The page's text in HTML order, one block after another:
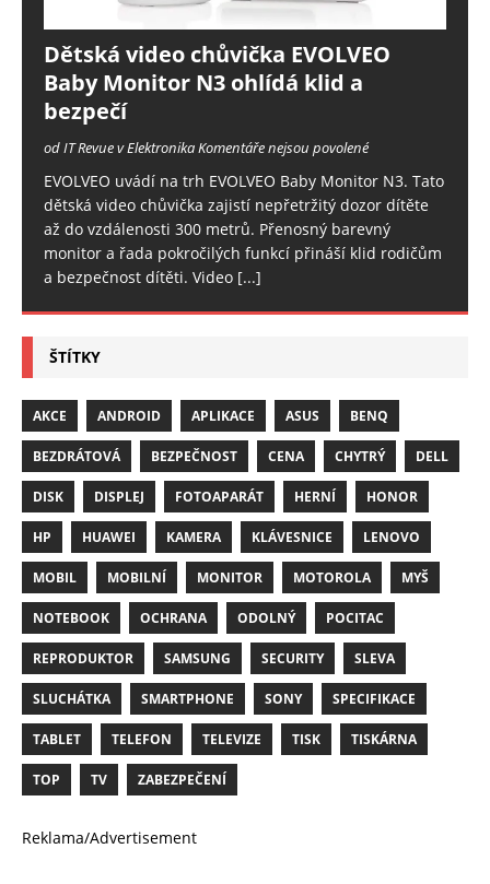
Dětská video chůvička EVOLVEO
Baby Monitor N3 ohlídá klid a
bezpečí
od IT Revue v ElektronikaKomentáře nejsou povolené
EVOLVEO uvádí na trh EVOLVEO Baby Monitor N3. Tato
dětská video chůvička zajistí nepřetržitý dozor dítěte
až do vzdálenosti 300 metrů. Přenosný barevný
monitor a řada pokročilých funkcí přináší klid rodičům
a bezpečnost dítěti. Video [...]
ŠTÍTKY
AKCE ANDROID APLIKACE ASUS BENQ
BEZDRÁTOVÁ BEZPEČNOST CENA CHYTRÝ DELL
DISK DISPLEJ FOTOAPARÁT HERNÍ HONOR
HP HUAWEI KAMERA KLÁVESNICE LENOVO
MOBIL MOBILNÍ MONITOR MOTOROLA MYŠ
NOTEBOOK OCHRANA ODOLNÝ POCITAC
REPRODUKTOR SAMSUNG SECURITY SLEVA
SLUCHÁTKA SMARTPHONE SONY SPECIFIKACE
TABLET TELEFON TELEVIZE TISK TISKÁRNA
TOP TV ZABEZPEČENÍ
Reklama/Advertisement